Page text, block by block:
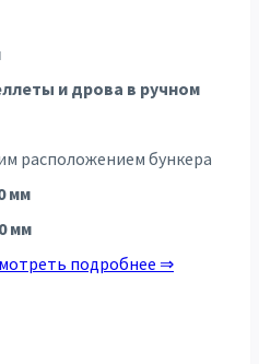
и дрова в ручном
расположением бункера
мм
мм
подробнее ⇒